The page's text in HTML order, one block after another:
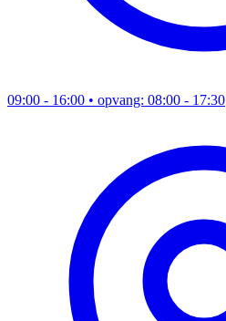
09:00 - 16:00 • opvang: 08:00 - 17:30